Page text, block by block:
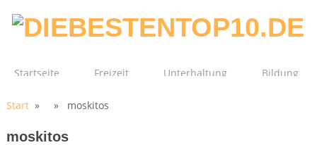
Startseite Freizeit Unterhaltung Bildung
Start» » moskitos
moskitos